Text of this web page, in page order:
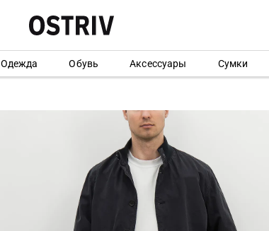
Одежда Обувь Аксессуары Сумки